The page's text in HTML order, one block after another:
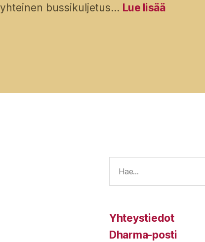
yhteinen bussikuljetus… Lue lisää:
Yhteystiedot
Dharma-posti